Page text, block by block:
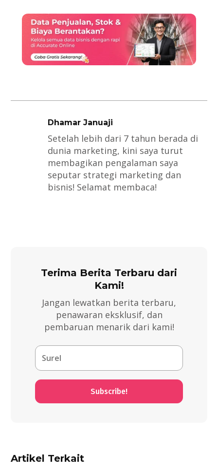
Dhamar Januaji
Setelah lebih dari 7 tahun berada di
dunia marketing, kini saya turut
membagikan pengalaman saya
seputar strategi marketing dan
bisnis! Selamat membaca!
Terima Berita Terbaru dari
Kami!
Jangan lewatkan berita terbaru,
penawaran eksklusif, dan
pembaruan menarik dari kami!
Subscribe!
Artikel Terkait